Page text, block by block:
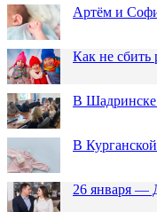
Артём и
Как не сбить
В Шадринске
В
26 января —